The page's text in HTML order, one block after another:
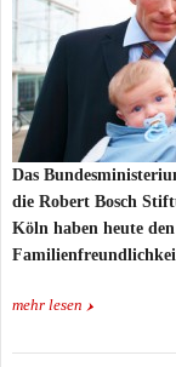
Das
die Robert Bosch
Köln haben heute
mehr lesen